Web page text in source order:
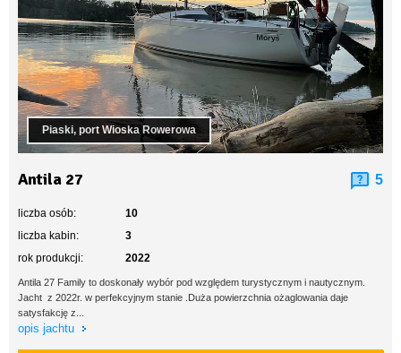
Piaski, port Wioska Rowerowa
Antila 27 5
liczba osób:
10
liczba kabin:
3
rok produkcji:
2022
Antila 27 Family to doskonały wybór pod względem turystycznym i nautycznym.
Jacht z 2022r. w perfekcyjnym stanie .Duża powierzchnia ożaglowania daje
satysfakcję z...
opis jachtu